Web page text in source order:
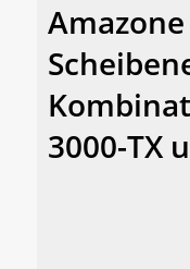
3000-TX